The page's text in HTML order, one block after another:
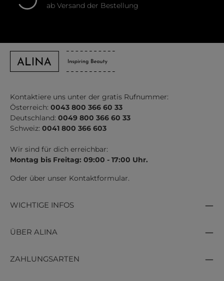
ab Versand der Bestellung
Kontaktiere uns unter der gratis Rufnummer:
Österreich: 0043 800 366 60 33
Deutschland: 0049 800 366 60 33
Schweiz: 0041 800 366 603
Wir sind für dich erreichbar:
Montag bis Freitag: 09:00 - 17:00 Uhr.
Oder über unser Kontaktformular.
WICHTIGE INFOS
ÜBER ALINA
ZAHLUNGSARTEN